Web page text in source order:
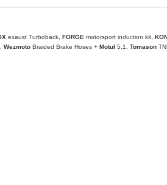
exaust Turboback, FORGE motorsport induction kit,
Wezmoto Braided Brake Hoses + Motul 5.1, Tomason